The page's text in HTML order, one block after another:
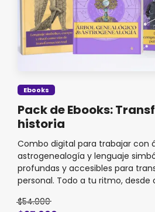
Ebooks
Pack de Ebooks:
historia
Combo digital para trabajar con
astrogenealogía y lenguaje
profundas y accesibles para
personal. Todo a tu ritmo, desde
$54.000